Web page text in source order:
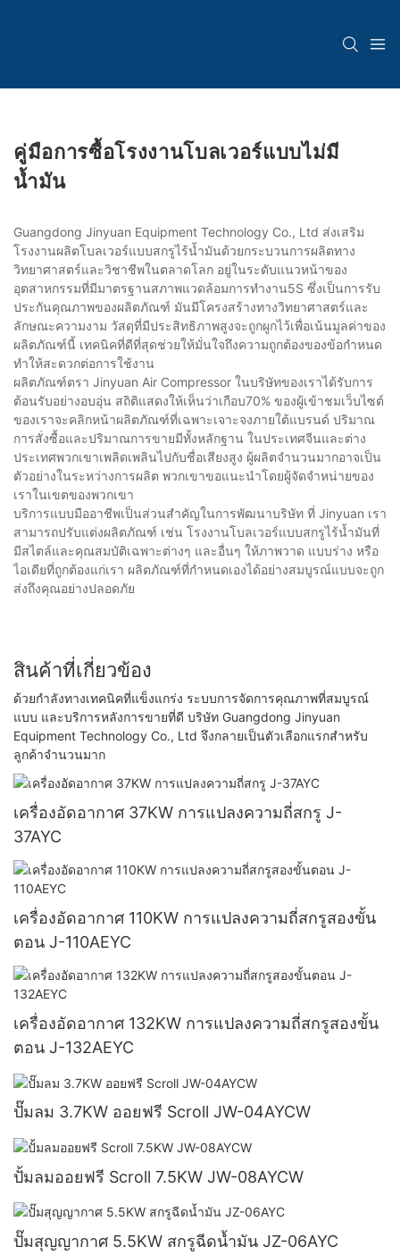
คู่มือการซื้อโรงงานโบลเวอร์แบบไม่มี
น้ำมัน
Guangdong Jinyuan Equipment Technology Co., Ltd ส่งเสริม
โรงงานผลิตโบลเวอร์แบบสกรูไร้น้ำมันด้วยกระบวนการผลิตทาง
วิทยาศาสตร์และวิชาชีพในตลาดโลก อยู่ในระดับแนวหน้าของ
อุตสาหกรรมที่มีมาตรฐานสภาพแวดล้อมการทำงาน5S ซึ่งเป็นการรับ
ประกันคุณภาพของผลิตภัณฑ์ มันมีโครงสร้างทางวิทยาศาสตร์และ
ลักษณะความงาม วัสดุที่มีประสิทธิภาพสูงจะถูกผูกไว้เพื่อเน้นมูลค่าของ
ผลิตภัณฑ์นี้ เทคนิคที่ดีที่สุดช่วยให้มั่นใจถึงความถูกต้องของข้อกำหนด
ทำให้สะดวกต่อการใช้งาน
ผลิตภัณฑ์ตรา Jinyuan Air Compressor ในบริษัทของเราได้รับการ
ต้อนรับอย่างอบอุ่น สถิติแสดงให้เห็นว่าเกือบ70% ของผู้เข้าชมเว็บไซต์
ของเราจะคลิกหน้าผลิตภัณฑ์ที่เฉพาะเจาะจงภายใต้แบรนด์ ปริมาณ
การสั่งซื้อและปริมาณการขายมีทั้งหลักฐาน ในประเทศจีนและต่าง
ประเทศพวกเขาเพลิดเพลินไปกับชื่อเสียงสูง ผู้ผลิตจำนวนมากอาจเป็น
ตัวอย่างในระหว่างการผลิต พวกเขาขอแนะนำโดยผู้จัดจำหน่ายของ
เราในเขตของพวกเขา
บริการแบบมืออาชีพเป็นส่วนสำคัญในการพัฒนาบริษัท ที่ Jinyuan เรา
สามารถปรับแต่งผลิตภัณฑ์ เช่น โรงงานโบลเวอร์แบบสกรูไร้น้ำมันที่
มีสไตล์และคุณสมบัติเฉพาะต่างๆ และอื่นๆ ให้ภาพวาด แบบร่าง หรือ
ไอเดียที่ถูกต้องแก่เรา ผลิตภัณฑ์ที่กำหนดเองได้อย่างสมบูรณ์แบบจะถูก
ส่งถึงคุณอย่างปลอดภัย
สินค้าที่เกี่ยวข้อง
ด้วยกำลังทางเทคนิคที่แข็งแกร่ง ระบบการจัดการคุณภาพที่สมบูรณ์
แบบ และบริการหลังการขายที่ดี บริษัท Guangdong Jinyuan
Equipment Technology Co., Ltd จึงกลายเป็นตัวเลือกแรกสำหรับ
ลูกค้าจำนวนมาก
เครื่องอัดอากาศ 37KW การแปลงความถี่สกรู J-
37AYC
เครื่องอัดอากาศ 110KW การแปลงความถี่สกรูสองขั้น
ตอน J-110AEYC
เครื่องอัดอากาศ 132KW การแปลงความถี่สกรูสองขั้น
ตอน J-132AEYC
ปั๊มลม 3.7KW ออยฟรี Scroll JW-04AYCW
ปั้มลมออยฟรี Scroll 7.5KW JW-08AYCW
ปั๊มสุญญากาศ 5.5KW สกรูฉีดน้ำมัน JZ-06AYC